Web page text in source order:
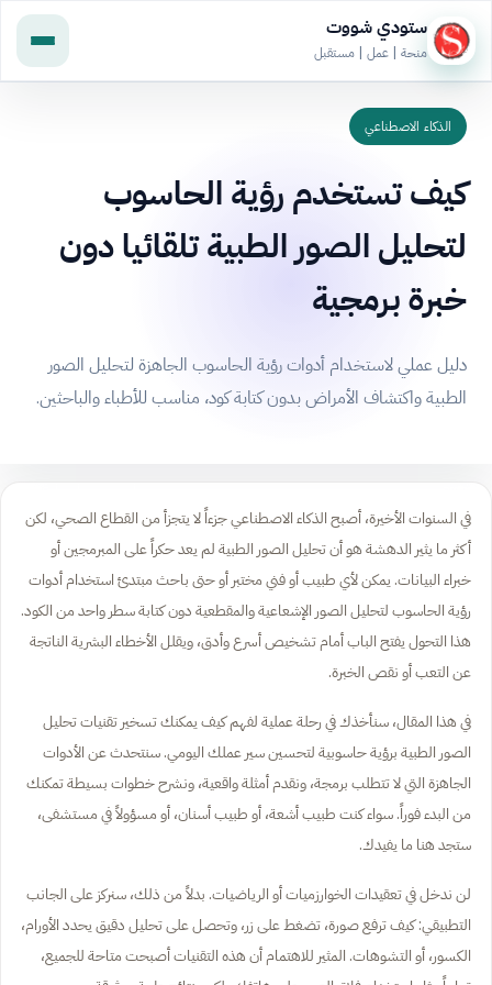
ستودي شووت
منحة | عمل | مستقبل
الذكاء الاصطناعي
كيف تستخدم رؤية الحاسوب
لتحليل الصور الطبية تلقائيا دون
خبرة برمجية
دليل عملي لاستخدام أدوات رؤية الحاسوب الجاهزة لتحليل الصور
الطبية واكتشاف الأمراض بدون كتابة كود، مناسب للأطباء والباحثين.
في السنوات الأخيرة، أصبح الذكاء الاصطناعي جزءاً لا يتجزأ من القطاع الصحي، لكن
أكثر ما يثير الدهشة هو أن تحليل الصور الطبية لم يعد حكراً على المبرمجين أو
خبراء البيانات. يمكن لأي طبيب أو فني مختبر أو حتى باحث مبتدئ استخدام أدوات
رؤية الحاسوب لتحليل الصور الإشعاعية والمقطعية دون كتابة سطر واحد من الكود.
هذا التحول يفتح الباب أمام تشخيص أسرع وأدق، ويقلل الأخطاء البشرية الناتجة
عن التعب أو نقص الخبرة.
في هذا المقال، سنأخذك في رحلة عملية لفهم كيف يمكنك تسخير تقنيات تحليل
الصور الطبية برؤية حاسوبية لتحسين سير عملك اليومي. سنتحدث عن الأدوات
الجاهزة التي لا تتطلب برمجة، ونقدم أمثلة واقعية، ونشرح خطوات بسيطة تمكنك
من البدء فوراً. سواء كنت طبيب أشعة، أو طبيب أسنان، أو مسؤولاً في مستشفى،
ستجد هنا ما يفيدك.
لن ندخل في تعقيدات الخوارزميات أو الرياضيات. بدلاً من ذلك، سنركز على الجانب
التطبيقي: كيف ترفع صورة، تضغط على زر، وتحصل على تحليل دقيق يحدد الأورام،
الكسور، أو التشوهات. المثير للاهتمام أن هذه التقنيات أصبحت متاحة للجميع،